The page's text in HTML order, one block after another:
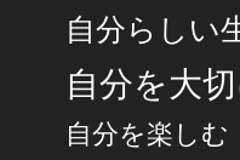
自分らしい
自分を大
自分を楽しむ